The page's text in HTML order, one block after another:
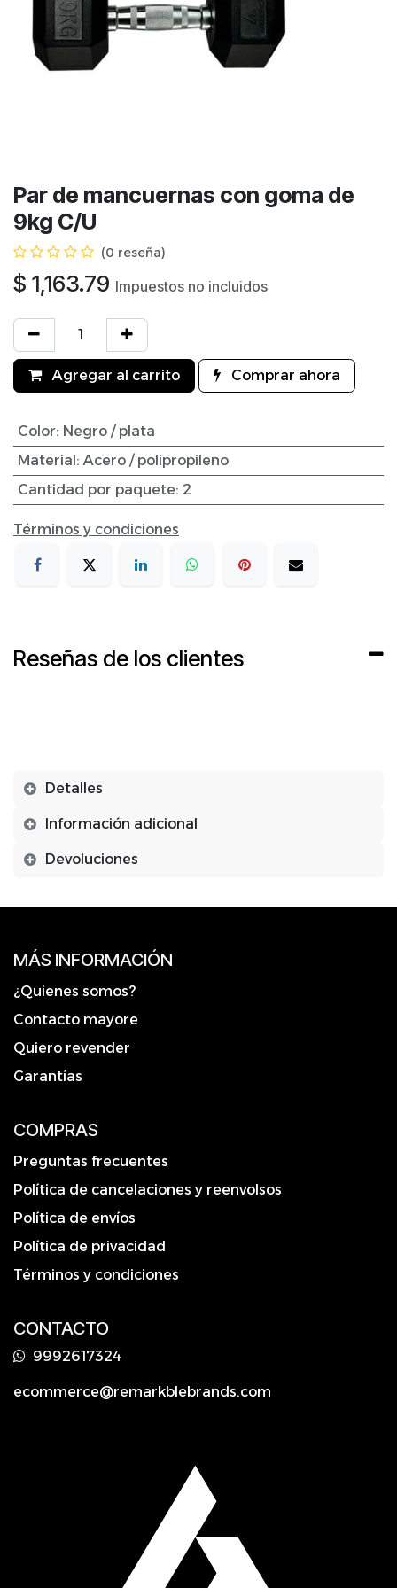
Par de mancuernas con goma de
9kg C/U
(0 reseña)
$ 1,163.79 Impuestos no incluidos
Agregar al carrito Comprar ahora
Color: Negro / plata
Material:Acero / polipropileno
Cantidad por paquete: 2
Términos y condiciones
Reseñas de los clientes
Detalles
Información adicional
Devoluciones
MÁS INFORMACIÓN
¿Quienes somos?
Contacto mayore
Quiero revender
Garantías
COMPRAS
Preguntas frecuentes
Política de cancelaciones y reenvolsos
Política de envíos
Política de privacidad
Términos y condiciones
CONTACTO
9992617324
ecommerce@remarkblebrands.com